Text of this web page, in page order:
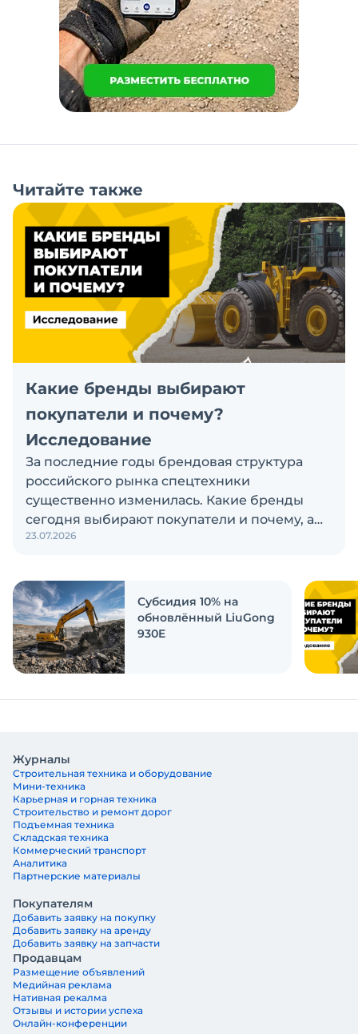
Читайте также
Какие бренды выбирают
покупатели и почему?
Исследование
За последние годы брендовая структура
российского рынка спецтехники
существенно изменилась. Какие бренды
сегодня выбирают покупатели и почему, а
также кого считают лидерами рынка?
ответить на эти вопросы
23.07.2026
Субсидия 10% на
обновлённый LiuGong
930E
Журналы
Строительная техника и оборудование
Мини-техника
Карьерная и горная техника
Строительство и ремонт дорог
Подъемная техника
Складская техника
Коммерческий транспорт
Аналитика
Партнерские материалы
Покупателям
Добавить заявку на покупку
Добавить заявку на аренду
Добавить заявку на запчасти
Продавцам
Размещение объявлений
Медийная реклама
Нативная рекалма
Отзывы и истории успеха
Онлайн-конференции